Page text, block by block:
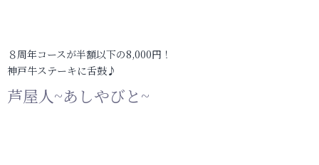
８周年コースが半額以下の8,000円！
神戸牛ステーキに舌鼓♪
芦屋人~あしやびと~